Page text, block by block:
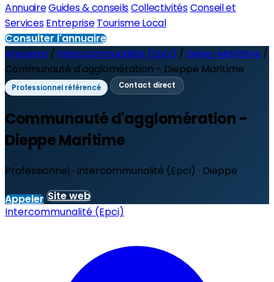
AnnuaireGuides & conseilsCollectivitésConseil et
ServicesEntreprise Tourisme Local
Consulter l'annuaire
Annuaire / Intercommunalité (Epci) / Seine-Maritime /
Communauté d'agglomération - Dieppe Maritime
Professionnel référencé Contact direct
Communauté d'agglomération -
Dieppe Maritime
Professionnel · Intercommunalité (Epci) · Dieppe
Appeler Site web
Intercommunalité (Epci)